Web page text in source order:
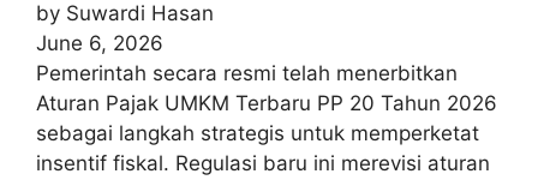
by Suwardi Hasan
June 6, 2026
Pemerintah secara resmi telah menerbitkan
Aturan Pajak UMKM Terbaru PP 20 Tahun 2026
sebagai langkah strategis untuk memperketat
insentif fiskal. Regulasi baru ini merevisi aturan